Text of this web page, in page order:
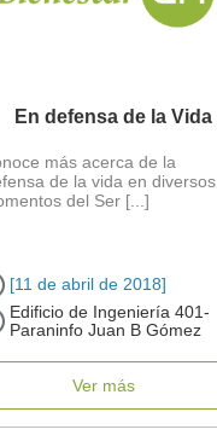
En defensa de la Vida
más acerca de la
de la vida en diversos
del Ser [...]
[11 de abril de 2018]
Edificio de Ingeniería 401-
Paraninfo Juan B Gómez
Ver más